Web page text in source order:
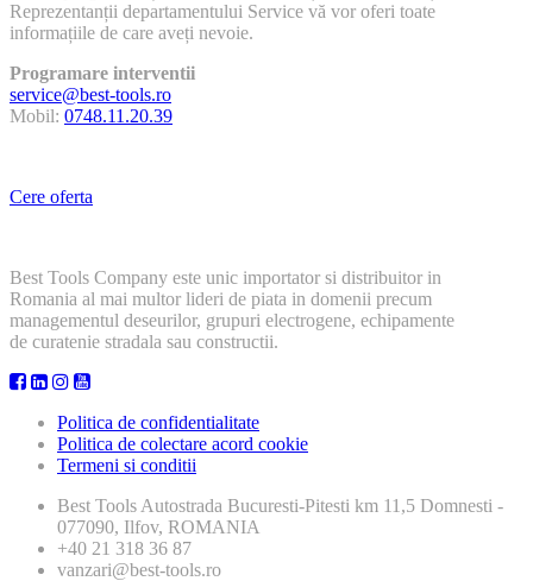
Reprezentanții departamentului Service vă vor oferi toate
informațiile de care aveți nevoie.
Programare interventii
service@best-tools.ro
Mobil: 0748.11.20.39
Cere oferta
Best Tools Company este unic importator si distribuitor in
Romania al mai multor lideri de piata in domenii precum
managementul deseurilor, grupuri electrogene, echipamente
de curatenie stradala sau constructii.
Politica de confidentialitate
Politica de colectare acord cookie
Termeni si conditii
Best Tools Autostrada Bucuresti-Pitesti km 11,5 Domnesti -
077090, Ilfov, ROMANIA
+40 21 318 36 87
vanzari@best-tools.ro